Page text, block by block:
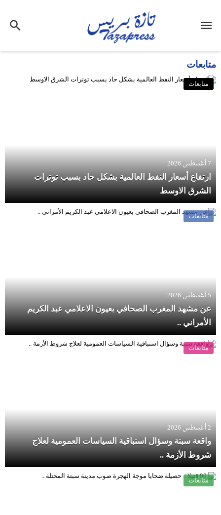
متابعات
متابعات
7 أغسطس 2026
ارتفاع أسعار النفط العالمية بشكل حاد بسبب توترات
الشرق الاوسط
متابعات
5 أغسطس 2026
عن مشهد المغرب الصحافي بعيون الاعلامي عبد الكريم
الأمراني ..
متابعات
2 أغسطس 2026
واقعة سبتة وسؤال استباقية السياسات العمومية لعلاج
شروط الأزمة ..
متابعات